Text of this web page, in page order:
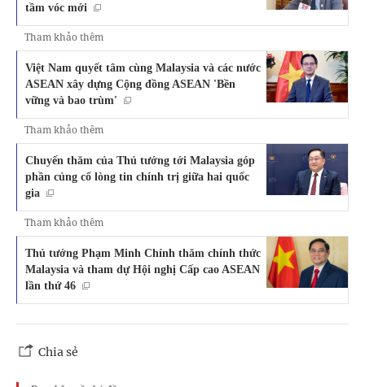
tầm vóc mới
Tham khảo thêm
Việt Nam quyết tâm cùng Malaysia và các nước
ASEAN xây dựng Cộng đồng ASEAN 'Bền
vững và bao trùm'
Tham khảo thêm
Chuyến thăm của Thủ tướng tới Malaysia góp
phần củng cố lòng tin chính trị giữa hai quốc
gia
Tham khảo thêm
Thủ tướng Phạm Minh Chính thăm chính thức
Malaysia và tham dự Hội nghị Cấp cao ASEAN
lần thứ 46
Chia sẻ